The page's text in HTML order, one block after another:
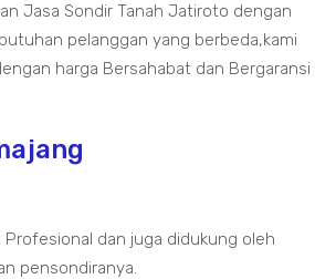
Jasa Sondir Tanah Jatiroto dengan
pelanggan yang berbeda,kami
harga Bersahabat dan Bergaransi
dan juga didukung oleh
pensondiranya.